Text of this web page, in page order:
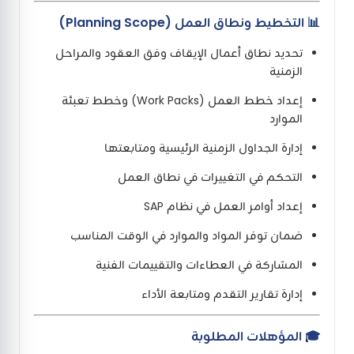
📊 التخطيط ونطاق العمل (Planning Scope)
تحديد نطاق أعمال الإيقاف وفق العقود والمراحل
الزمنية
إعداد خطط العمل (Work Packs) وخطط تعبئة
الموارد
إدارة الجداول الزمنية الرئيسية ومتابعتها
التحكم في التغييرات في نطاق العمل
إعداد أوامر العمل في نظام SAP
ضمان توفر المواد والموارد في الوقت المناسب
المشاركة في العطاءات والتقييمات الفنية
إدارة تقارير التقدم ومتابعة الأداء
🎓 المؤهلات المطلوبة